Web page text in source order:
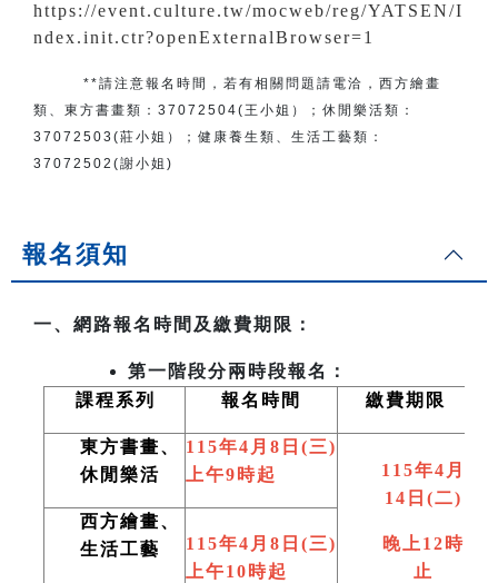
https://event.culture.tw/mocweb/reg/YATSEN/I
ndex.init.ctr?openExternalBrowser=1
**請注意報名時間，若有相關問題 請電洽 ， 西方繪畫
類、東方書畫類： 37072504(王小姐） ； 休閒樂活類：
37072503(莊小姐）； 健康養生類、生活工藝類：
37072502(謝小姐)
報名須知
一、網路報名時間及繳費期限：
第一階段分兩時段報名：
課程系列
報名時間 繳費期限
東方書畫、
休閒樂活
115年4月8日(三)
上午9時起
115年4月
14日(二)
晚上12時
止
西方繪畫、
生活工藝
115年4月8日(三)
上午10時起